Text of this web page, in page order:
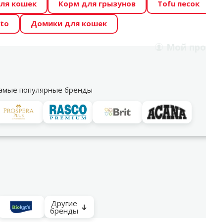
отличные цены на ТОП-овые корма! 🍖
Возможно Твой питомец станет звездой
кошек Корм для грызунов
Tofu песок
Домики для кошек
популярные бренды
Акции
песок
Другие
бренды